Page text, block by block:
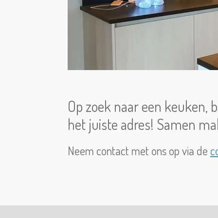
Op zoek naar een keuken,
het juiste adres! Samen
Neem contact met ons op via de